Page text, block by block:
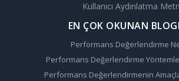
Kullanıcı Aydınlatma
EN ÇOK OKUNAN
Performans Değerlendirme
Performans Değerlendirme
Performans Değerlendirmenin